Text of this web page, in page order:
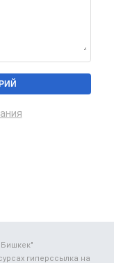
гиперссылка на